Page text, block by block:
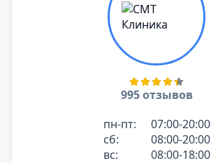
995 отзывов
пн-пт:
07:00-20:00
сб:
08:00-20:00
вс:
08:00-18:00